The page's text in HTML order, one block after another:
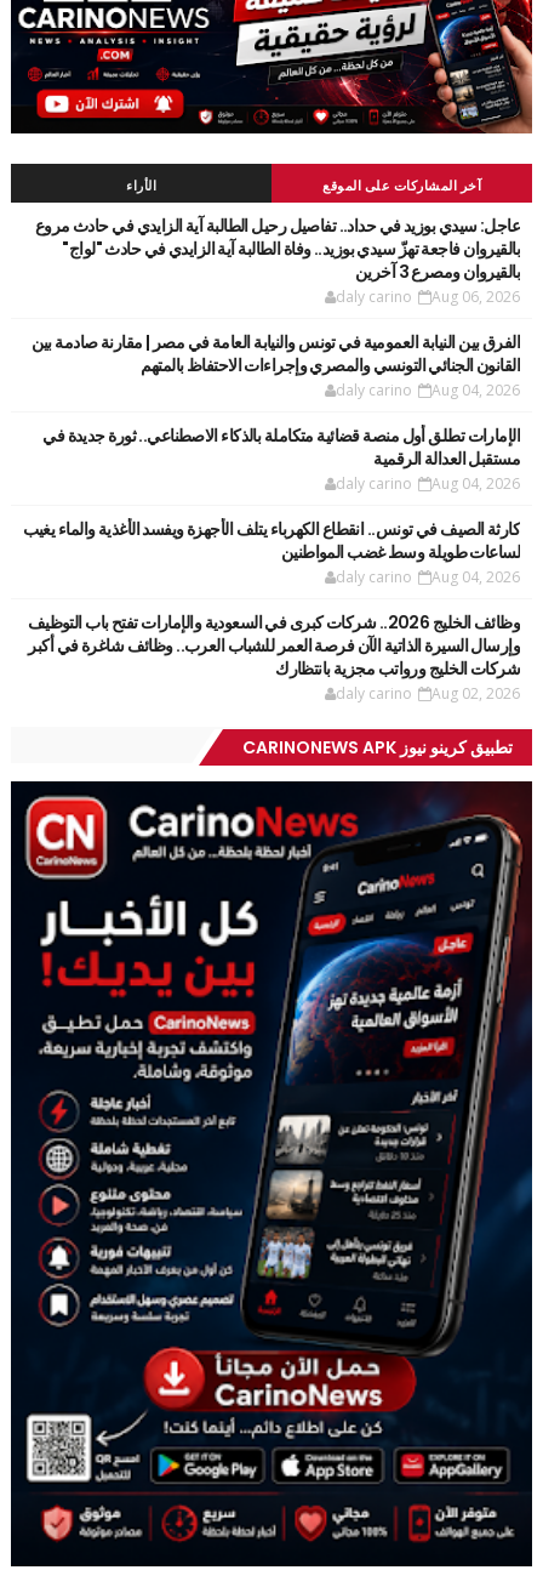
آخر المشاركات على الموقع الأراء
عاجل: سيدي بوزيد في حداد.. تفاصيل رحيل الطالبة آية الزايدي في حادث مروع
بالقيروان فاجعة تهزّ سيدي بوزيد.. وفاة الطالبة آية الزايدي في حادث "لواج"
بالقيروان ومصرع 3 آخرين
daly carino Aug 06, 2026
الفرق بين النيابة العمومية في تونس والنيابة العامة في مصر | مقارنة صادمة بين
القانون الجنائي التونسي والمصري وإجراءات الاحتفاظ بالمتهم
daly carino Aug 04, 2026
الإمارات تطلق أول منصة قضائية متكاملة بالذكاء الاصطناعي.. ثورة جديدة في
مستقبل العدالة الرقمية
daly carino Aug 04, 2026
كارثة الصيف في تونس.. انقطاع الكهرباء يتلف الأجهزة ويفسد الأغذية والماء يغيب
لساعات طويلة وسط غضب المواطنين
daly carino Aug 04, 2026
وظائف الخليج 2026.. شركات كبرى في السعودية والإمارات تفتح باب التوظيف
وإرسال السيرة الذاتية الآن فرصة العمر للشباب العرب.. وظائف شاغرة في أكبر
شركات الخليج ورواتب مجزية بانتظارك
daly carino Aug 02, 2026
تطبيق كرينو نيوز CARINONEWS APK